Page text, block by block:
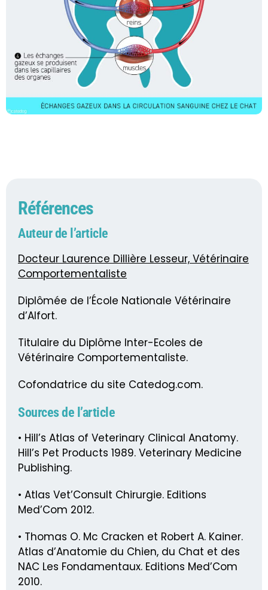
Références
Auteur de l’article
Docteur Laurence Dillière Lesseur, Vétérinaire
Comportementaliste
Diplômée de l’École Nationale Vétérinaire
d’Alfort.
Titulaire du Diplôme Inter-Ecoles de
Vétérinaire Comportementaliste.
Cofondatrice du site Catedog.com.
Sources de l’article
• Hill’s Atlas of Veterinary Clinical Anatomy.
Hill’s Pet Products 1989. Veterinary Medicine
Publishing.
• Atlas Vet’Consult Chirurgie. Editions
Med’Com 2012.
• Thomas O. Mc Cracken et Robert A. Kainer.
Atlas d’Anatomie du Chien, du Chat et des
NAC Les Fondamentaux. Editions Med’Com
2010.